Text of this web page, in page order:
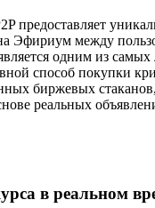
предоставляет
Эфириум между
одним из
способ покупки
биржевых
реальных
в реальном